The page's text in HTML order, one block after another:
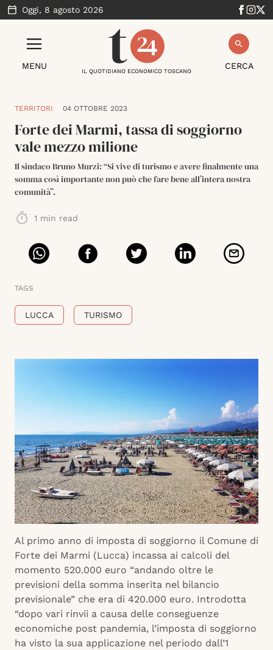
Oggi, 8 agosto 2026
MENU CERCA
IL QUOTIDIANO ECONOMICO TOSCANO
TERRITORI 04 OTTOBRE 2023
Forte dei Marmi, tassa di soggiorno
vale mezzo milione
Il sindaco Bruno Murzi: “Si vive di turismo e avere finalmente una
somma così importante non può che fare bene all’intera nostra
comunità”.
1 min read
TAGS
LUCCA TURISMO
Al primo anno di imposta di soggiorno il Comune di
Forte dei Marmi (Lucca) incassa ai calcoli del
momento 520.000 euro “andando oltre le
previsioni della somma inserita nel bilancio
previsionale” che era di 420.000 euro. Introdotta
“dopo vari rinvii a causa delle conseguenze
economiche post pandemia, l’imposta di soggiorno
ha visto la sua applicazione nel periodo dall’1